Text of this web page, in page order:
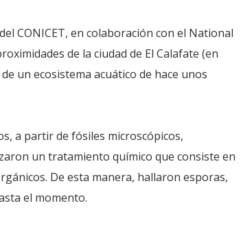
CONICET, en colaboración con el National
de la ciudad de El Calafate (en
un ecosistema acuático de hace unos
a partir de fósiles microscópicos,
un tratamiento químico que consiste en
De esta manera, hallaron esporas,
el momento.